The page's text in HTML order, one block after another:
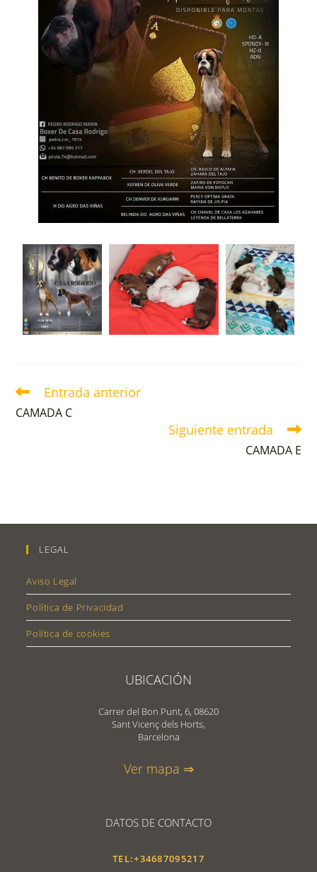
Entrada anterior
CAMADA C
Siguiente entrada
CAMADA E
LEGAL
Aviso Legal
Política de Privacidad
Política de cookies
UBICACIÓN
Carrer del Bon Punt, 6, 08620
Sant Vicenç dels Horts,
Barcelona
Ver mapa ⇒
DATOS DE CONTACTO
TEL:+34687095217